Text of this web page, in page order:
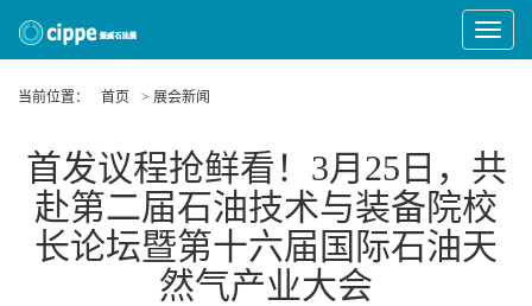
Toggle
当前位置：
首页 > 展会新闻
首发议程抢鲜看！3月25日，共
赴第二届石油技术与装备院校
长论坛暨第十六届国际石油天
然气产业大会